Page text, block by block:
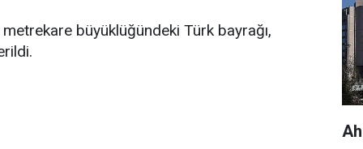
büyüklüğündeki Türk bayrağı,